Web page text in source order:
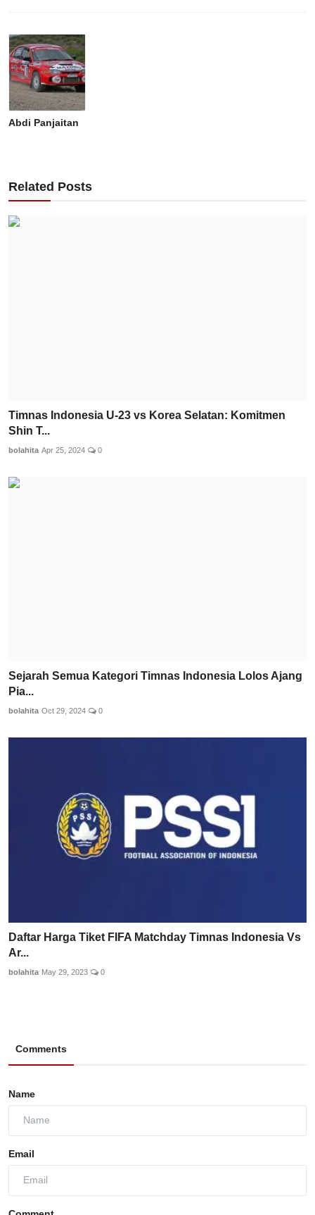
Abdi Panjaitan
Related Posts
Timnas Indonesia U-23 vs Korea Selatan: Komitmen
Shin T...
bolahita Apr 25, 2024 0
Sejarah Semua Kategori Timnas Indonesia Lolos Ajang
Pia...
bolahita Oct 29, 2024 0
Daftar Harga Tiket FIFA Matchday Timnas Indonesia Vs
Ar...
bolahita May 29, 2023 0
Comments
Name
Email